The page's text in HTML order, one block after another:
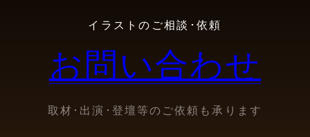
イラストのご相談･依頼
お問い合わせ
取材･出演･登壇等のご依頼も承ります